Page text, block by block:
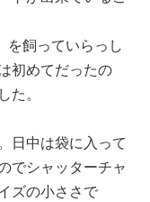
を飼っていらっし
初めてだったの
た。
日中は袋に入って
でシャッターチャ
ズの小ささで